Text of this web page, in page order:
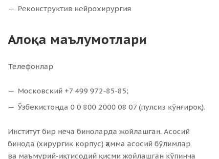
Реконструктив нейрохирургия
Алоқа маълумотлари
Телефонлар
Московский +7 499 972-85-85;
Ўзбекистонда 0 0 800 2000 08 07 (пулсиз кўнғироқ).
Институт бир неча биноларда жойлашган. Асосий
бинода (хирургик корпус) ҳамма асосий бўлимлар
ва маъмурий-иқтисодий қисми жойлашган кўпинча